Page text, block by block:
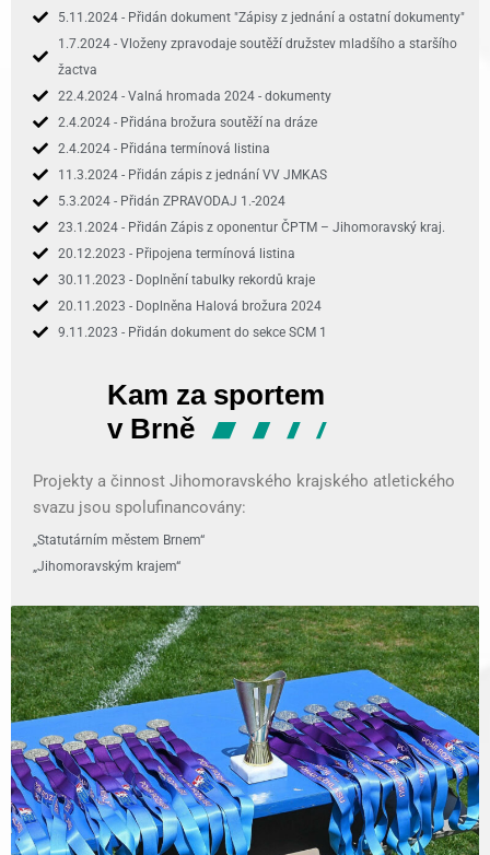
5.11.2024 - Přidán dokument "Zápisy z jednání a ostatní dokumenty"
1.7.2024 - Vloženy zpravodaje soutěží družstev mladšího a staršího
žactva
22.4.2024 - Valná hromada 2024 - dokumenty
2.4.2024 - Přidána brožura soutěží na dráze
2.4.2024 - Přidána termínová listina
11.3.2024 - Přidán zápis z jednání VV JMKAS
5.3.2024 - Přidán ZPRAVODAJ 1.-2024
23.1.2024 - Přidán Zápis z oponentur ČPTM – Jihomoravský kraj.
20.12.2023 - Připojena termínová listina
30.11.2023 - Doplnění tabulky rekordů kraje
20.11.2023 - Doplněna Halová brožura 2024
9.11.2023 - Přidán dokument do sekce SCM 1
Projekty a činnost Jihomoravského krajského atletického
svazu jsou spolufinancovány:
„Statutárním městem Brnem“
„Jihomoravským krajem“